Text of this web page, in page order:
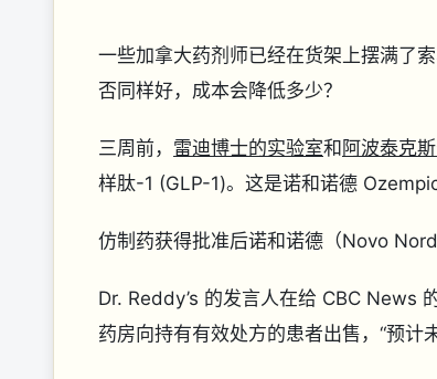
一些加拿大药剂师已经在货架上摆满了
否同样好，成本会降低多少？
三周前， 雷迪博士的实验室和 阿波泰克
样肽-1 (GLP-1)。这是诺和诺德
仿制药获得批准后诺和诺德（Novo
Dr. Reddy’s 的发言人在给 CBC News
药房向持有有效处方的患者出售，“预计